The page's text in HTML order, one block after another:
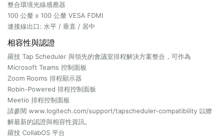
整合環境光線感應器
100 公釐 x 100 公釐 VESA FDMI
連接線出口: 水平 / 垂直 / 居中
相容性與認證
羅技 Tap Scheduler 與領先的會議室排程解決方案整合，可作為
Microsoft Teams 控制面板
Zoom Rooms 排程顯示器
Robin-Powered 排程控制面板
Meetio 排程控制面板
請參閱 www.logitech.com/support/tapscheduler-compatibility 以瞭
解最新的認證與相容性資訊。
羅技 CollabOS 平台